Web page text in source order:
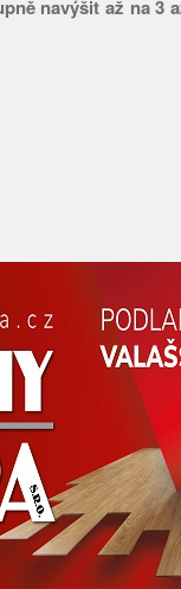
navýšit až na 3